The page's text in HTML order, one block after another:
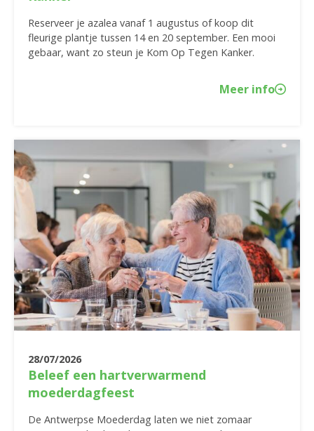
Reserveer je azalea vanaf 1 augustus of koop dit
fleurige plantje tussen 14 en 20 september. Een mooi
gebaar, want zo steun je Kom Op Tegen Kanker.
Meer info
28/07/2026
Beleef een hartverwarmend
moederdagfeest
De Antwerpse Moederdag laten we niet zomaar